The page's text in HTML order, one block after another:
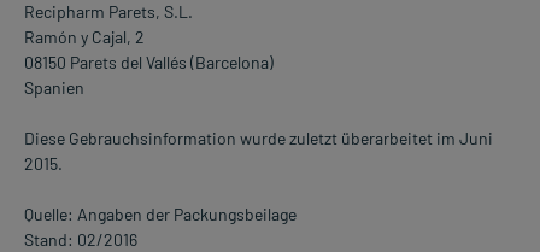
Recipharm Parets, S.L.
Ramón y Cajal, 2
08150 Parets del Vallés (Barcelona)
Spanien
Diese Gebrauchsinformation wurde zuletzt überarbeitet im Juni
2015.
Quelle: Angaben der Packungsbeilage
Stand: 02/2016